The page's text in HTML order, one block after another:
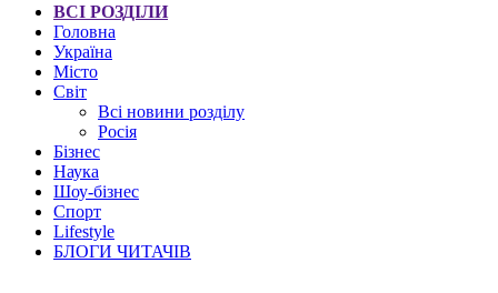
ВСІ РОЗДІЛИ
Головна
Україна
Місто
Світ
Всі новини розділу
Росія
Бізнес
Наука
Шоу-бізнес
Спорт
Lifestyle
БЛОГИ ЧИТАЧІВ